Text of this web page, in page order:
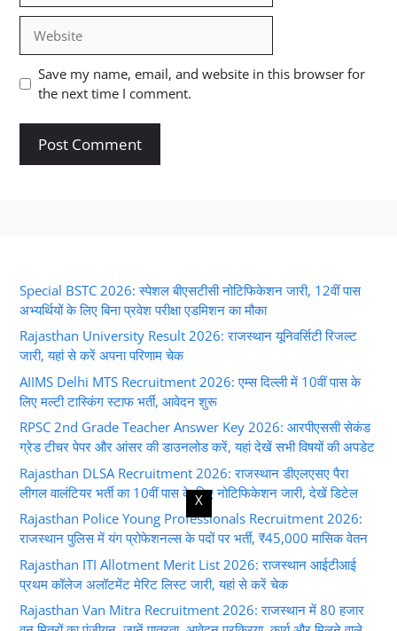
Save my name, email, and website in this browser for
the next time I comment.
Special BSTC 2026: स्पेशल बीएसटीसी नोटिफिकेशन जारी, 12वीं पास
अभ्यर्थियों के लिए बिना प्रवेश परीक्षा एडमिशन का मौका
Rajasthan University Result 2026: राजस्थान यूनिवर्सिटी रिजल्ट
जारी, यहां से करें अपना परिणाम चेक
AIIMS Delhi MTS Recruitment 2026: एम्स दिल्ली में 10वीं पास के
लिए मल्टी टास्किंग स्टाफ भर्ती, आवेदन शुरू
RPSC 2nd Grade Teacher Answer Key 2026: आरपीएससी सेकंड
ग्रेड टीचर पेपर और आंसर की डाउनलोड करें, यहां देखें सभी विषयों की अपडेट
Rajasthan DLSA Recruitment 2026: राजस्थान डीएलएसए पैरा
लीगल वालंटियर भर्ती का 10वीं पास के लिए नोटिफिकेशन जारी, देखें डिटेल
Rajasthan Police Young Professionals Recruitment 2026:
राजस्थान पुलिस में यंग प्रोफेशनल्स के पदों पर भर्ती, ₹45,000 मासिक वेतन
Rajasthan ITI Allotment Merit List 2026: राजस्थान आईटीआई
प्रथम कॉलेज अलॉटमेंट मेरिट लिस्ट जारी, यहां से करें चेक
Rajasthan Van Mitra Recruitment 2026: राजस्थान में 80 हजार
X